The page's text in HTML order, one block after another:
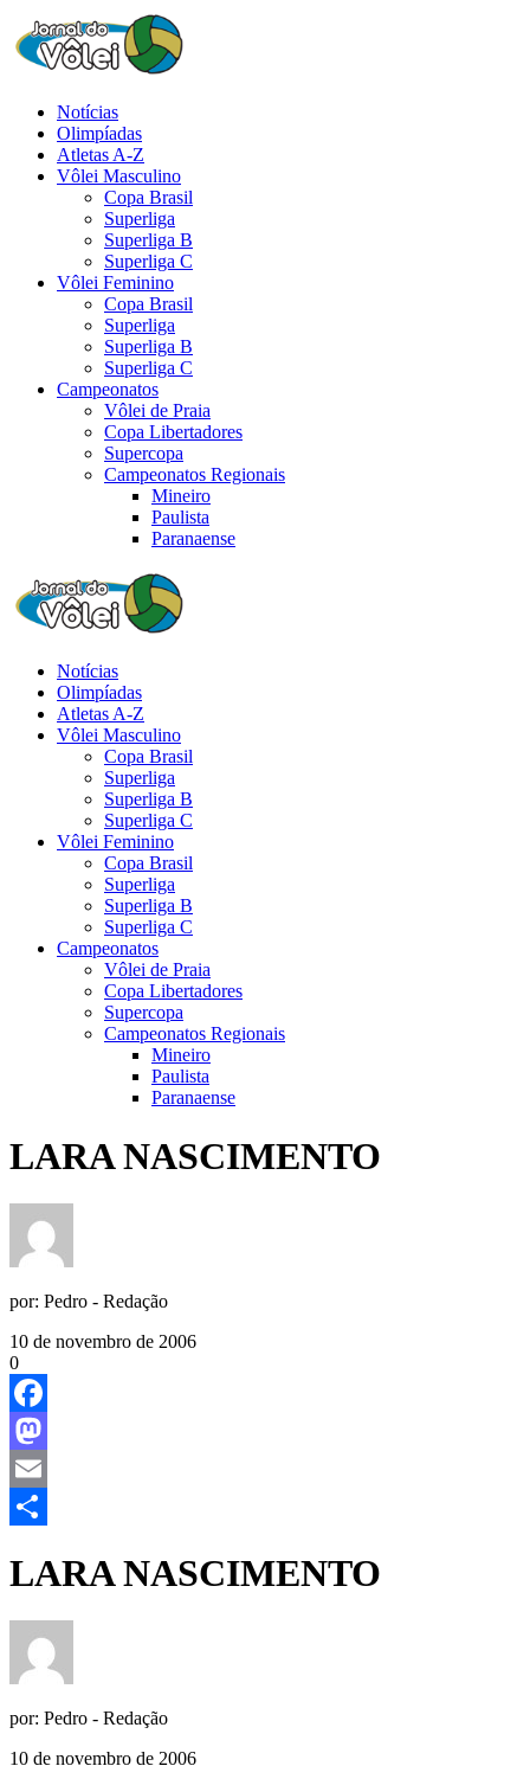
Notícias
Olimpíadas
Atletas A-Z
Vôlei Masculino
Copa Brasil
Superliga
Superliga B
Superliga C
Vôlei Feminino
Copa Brasil
Superliga
Superliga B
Superliga C
Campeonatos
Vôlei de Praia
Copa Libertadores
Supercopa
Campeonatos Regionais
Mineiro
Paulista
Paranaense
Notícias
Olimpíadas
Atletas A-Z
Vôlei Masculino
Copa Brasil
Superliga
Superliga B
Superliga C
Vôlei Feminino
Copa Brasil
Superliga
Superliga B
Superliga C
Campeonatos
Vôlei de Praia
Copa Libertadores
Supercopa
Campeonatos Regionais
Mineiro
Paulista
Paranaense
LARA NASCIMENTO
por: Pedro - Redação
10 de novembro de 2006
0
Facebook
Mastodon
Email
LARA NASCIMENTO
por: Pedro - Redação
10 de novembro de 2006